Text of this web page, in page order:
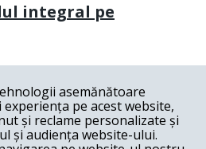
integral pe
asemănătoare
pe acest website,
și reclame personalizate și
și audiența website-ului.